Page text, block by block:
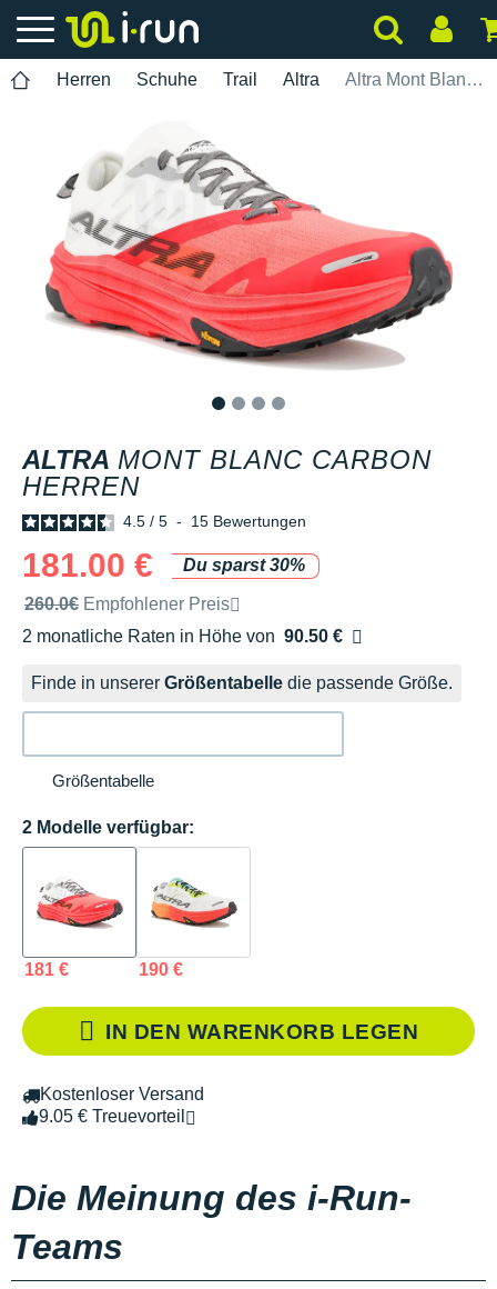
Herren Schuhe Trail Altra Altra Mont Blanc Carbon Herren
ALTRA MONT BLANC CARBON
HERREN
4.5 / 5 - 15 Bewertungen
181.00 €
Du sparst 30%
Unverbindliche Preisempfehlung der Marke
260.0€ Empfohlener Preis
2 monatliche Raten in Höhe von 90.50 €
Ohne Zusatzkosten
Finde in unserer Größentabelle die passende Größe.
Größentabelle
2 Modelle verfügbar:
181 € 190 €
IN DEN WARENKORB LEGEN
Kostenloser Versand
9.05 € Treuevorteil
Die Meinung des i-Run-
Teams